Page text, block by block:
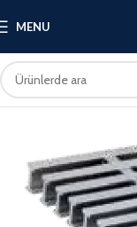
MENU